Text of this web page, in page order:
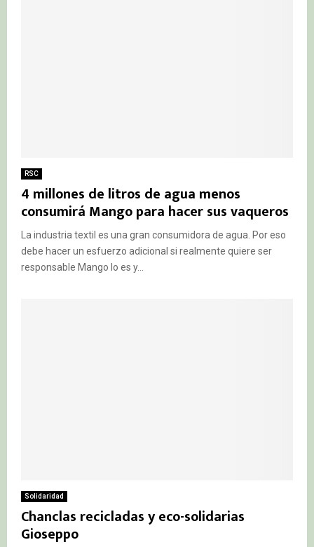
RSC
4 millones de litros de agua menos
consumirá Mango para hacer sus vaqueros
La industria textil es una gran consumidora de agua. Por eso
debe hacer un esfuerzo adicional si realmente quiere ser
responsable Mango lo es y...
Solidaridad
Chanclas recicladas y eco-solidarias
Gioseppo